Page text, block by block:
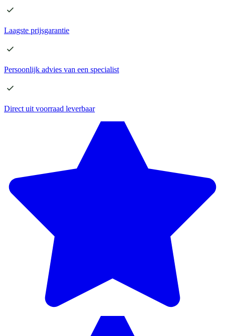
Laagste prijsgarantie
Persoonlijk advies van een specialist
Direct uit voorraad leverbaar